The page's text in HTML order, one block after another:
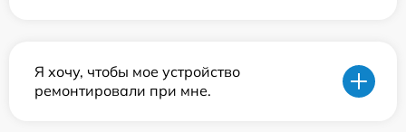
Я хочу, чтобы мое устройство
ремонтировали при мне.